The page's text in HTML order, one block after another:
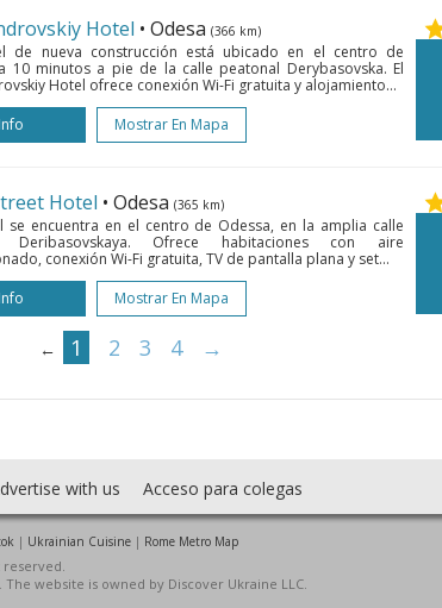
Hotel • Odesa (366 km)
de nueva construcción está ubicado en el centro de
10 minutos a pie de la calle peatonal Derybasovska. El
Hotel ofrece conexión Wi-Fi gratuita y alojamiento...
Info
Mostrar En Mapa
Hotel • Odesa (365 km)
se encuentra en el centro de Odessa, en la amplia calle
Deribasovskaya. Ofrece habitaciones con aire
conexión Wi-Fi gratuita, TV de pantalla plana y set...
Info
Mostrar En Mapa
← 1 2 3 4 →
with us Acceso para colegas
| Ukrainian Cuisine| Rome Metro Map
reserved.
website is owned by Discover Ukraine LLC.